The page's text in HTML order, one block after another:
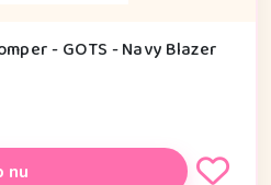
- GOTS - Navy Blazer
nu